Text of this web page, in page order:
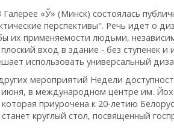
«Ў» (Минск) состоялась
перспективы". Речь идет о
их применяемости людьми,
вход в здание - без ступенек
использовать универсальный
мероприятий Недели
в международном центре им.
приурочена к 20-летию
круглый стол, посвященный